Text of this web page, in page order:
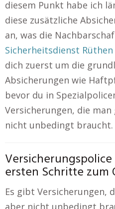
diesem Punkt habe ich
diese zusätzliche
an, was die
Sicherheitsdienst Rüthen
dich zuerst um die
Absicherungen wie
bevor du in
Versicherungen, die
nicht unbedingt braucht.
ersten Schritte zum
Es gibt Versicherungen,
aber nicht unbedingt